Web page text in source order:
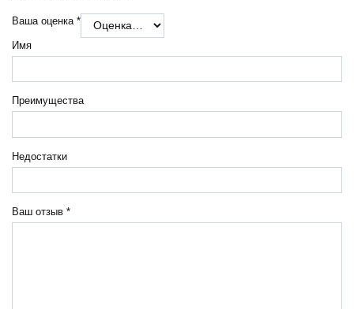
Ваша оценка *
Ваш отзыв *
Имя
Преимущества
Недостатки